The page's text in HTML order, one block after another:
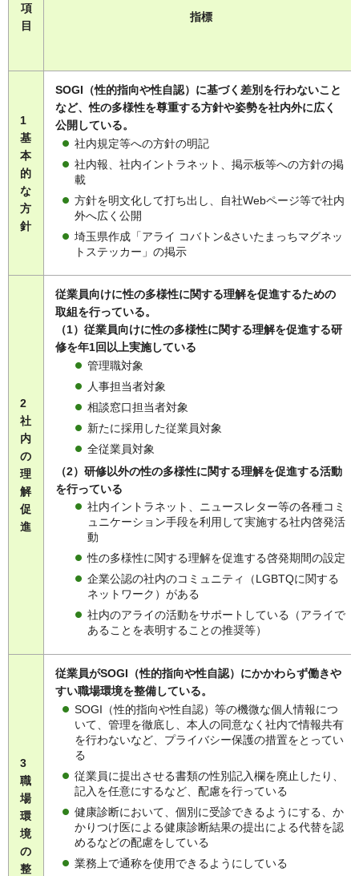
項
目
指標
1
基
本
的
な
方
針
SOGI（性的指向や性自認）に基づく差別を行わないこと
など、性の多様性を尊重する方針や姿勢を社内外に広く
公開している。
社内規定等への方針の明記
社内報、社内イントラネット、掲示板等への方針の掲
載
方針を明文化して打ち出し、自社Webページ等で社内
外へ広く公開
埼玉県作成「アライ コバトン&さいたまっちマグネッ
トステッカー」の掲示
2
社
内
の
理
解
促
進
従業員向けに性の多様性に関する理解を促進するための
取組を行っている。
（1）従業員向けに性の多様性に関する理解を促進する研
修を年1回以上実施している
管理職対象
人事担当者対象
相談窓口担当者対象
新たに採用した従業員対象
全従業員対象
（2）研修以外の性の多様性に関する理解を促進する活動
を行っている
社内イントラネット、ニュースレター等の各種コミ
ュニケーション手段を利用して実施する社内啓発活
動
性の多様性に関する理解を促進する啓発期間の設定
企業公認の社内のコミュニティ（LGBTQに関する
ネットワーク）がある
社内のアライの活動をサポートしている（アライで
あることを表明することの推奨等）
3
職
場
環
境
の
整
従業員がSOGI（性的指向や性自認）にかかわらず働きや
すい職場環境を整備している。
SOGI（性的指向や性自認）等の機微な個人情報につ
いて、管理を徹底し、本人の同意なく社内で情報共有
を行わないなど、プライバシー保護の措置をとってい
る
従業員に提出させる書類の性別記入欄を廃止したり、
記入を任意にするなど、配慮を行っている
健康診断において、個別に受診できるようにする、か
かりつけ医による健康診断結果の提出による代替を認
めるなどの配慮をしている
業務上で通称を使用できるようにしている